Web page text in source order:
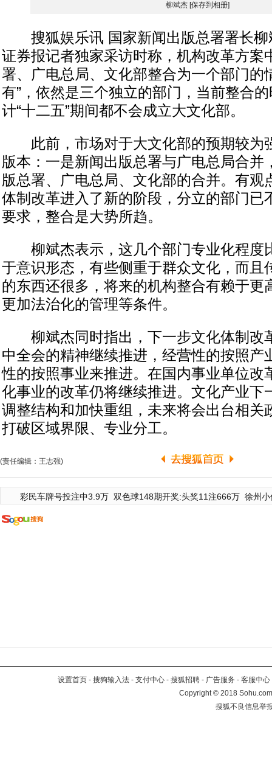
柳斌杰 [保存到相册]
搜狐娱乐讯 国家新闻出版总署署长柳
证券报记者独家采访时称，机构改革方案
署、广电总局、文化部整合为一个部门的
有”，依然是三个独立的部门，当前整合
计“十二五”期间都不会成立大文化部。
此前，市场对于大文化部的预期较为
版本：一是新闻出版总署与广电总局合并
版总署、广电总局、文化部的合并。有观
体制改革进入了新的阶段，分立的部门已
要求，整合是大势所趋。
柳斌杰表示，这几个部门专业化程度
于意识形态，有些侧重于群众文化，而且
的东西还很多，将来的机构整合有赖于更
更加法治化的管理等条件。
柳斌杰同时指出，下一步文化体制改
中全会的精神继续推进，经营性的按照产
性的按照事业来推进。在国内事业单位改
化事业的改革仍将继续推进。文化产业下
调整结构和加快重组，未来将会出台相关
打破区域界限、专业分工。
(责任编辑：王志强)
彩民车牌号投注中3.9万 双色球148期开奖:头奖11注666万 徐州
设置首页 - 搜狗输入法 - 支付中心 - 搜狐招聘 - 广告服务 - 客服中心
Copyright©2018
搜狐不良信息举